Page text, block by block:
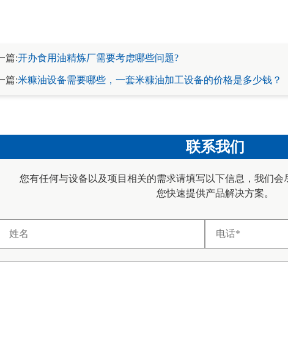
篇:开办食用油精炼厂需要考虑哪些问题?
篇:米糠油设备需要哪些，一套米糠油加工设备的价格是多少钱？
联系我们
您有任何与设备以及项目相关的需求请填写以下信息，我们
您快速提供产品解决方案。